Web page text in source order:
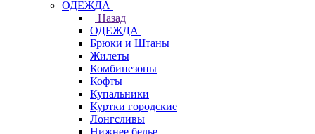
ОДЕЖДА
Назад
ОДЕЖДА
Брюки и Штаны
Жилеты
Комбинезоны
Кофты
Купальники
Куртки городские
Лонгсливы
Нижнее белье